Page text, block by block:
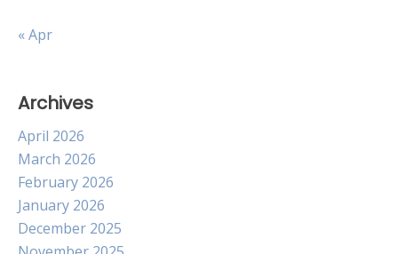
« Apr
Archives
April 2026
March 2026
February 2026
January 2026
December 2025